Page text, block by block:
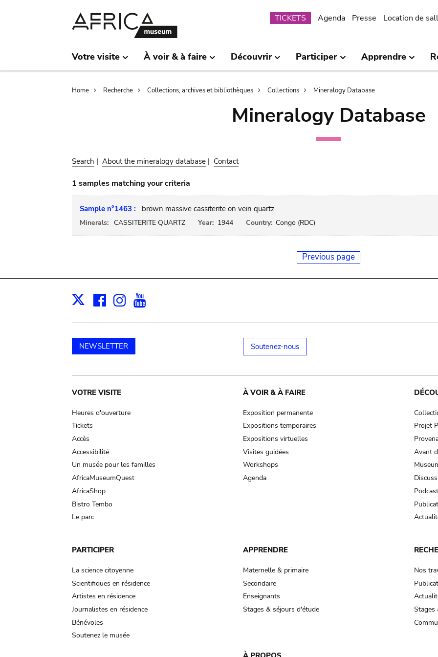
Submenu
TICKETS Agenda Presse Location de
Votre visite À voir & à faire Découvrir Participer Apprendre
Breadcrumb
Home Recherche Collections, archives et bibliothèques Collections Mineralogy Database
Mineralogy Database
Search | About the mineralogy database | Contact
1 samples matching your criteria
Sample n°1463 : brown massive cassiterite on vein quartz
Minerals: CASSITERITE QUARTZ Year: 1944 Country: Congo (RDC)
Previous page
X Facebook
Instagram
NEWSLETTER Soutenez-nous
Main
navigation
VOTRE VISITE
Heures d'ouverture
Tickets
Accès
Accessibilité
Un musée pour les familles
AfricaMuseumQuest
AfricaShop
Bistro Tembo
Le parc
À VOIR & À FAIRE
Exposition permanente
Expositions temporaires
Expositions virtuelles
Visites guidées
Workshops
Agenda
Projet
Avant
PARTICIPER
La science citoyenne
Scientifiques en résidence
Artistes en résidence
Journalistes en résidence
Bénévoles
Soutenez le musée
APPRENDRE
Maternelle & primaire
Secondaire
Enseignants
Stages & séjours d'étude
Nos
Stages